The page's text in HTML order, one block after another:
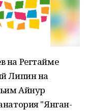
на Регтайме
Липин на
Айнур
"Янган-